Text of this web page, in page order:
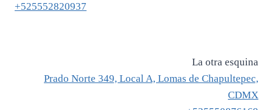
+525552820937
La otra esquina
Prado Norte 349, Local A, Lomas de Chapultepec,
CDMX